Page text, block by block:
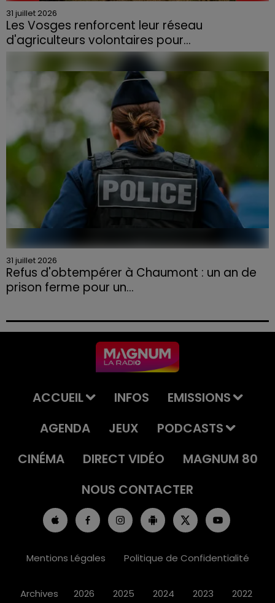
31 juillet 2026
Les Vosges renforcent leur réseau
d'agriculteurs volontaires pour...
Face à la sécheresse et aux risques de départs de feu,
la Chambre d'agriculture des Vosges a lancé un appel
aux agriculteurs volontaires pour venir en aide...
31 juillet 2026
Refus d'obtempérer à Chaumont : un an de
prison ferme pour un...
permis et la confiscation de son véhicule.
ACCUEIL INFOS
EMISSIONS
AGENDA
JEUX
PODCASTS
CINÉMA
DIRECT VIDÉO
MAGNUM 80
NOUS CONTACTER
Mentions Légales Politique de Confidentialité
Archives 2026 2025 2024 2023 2022